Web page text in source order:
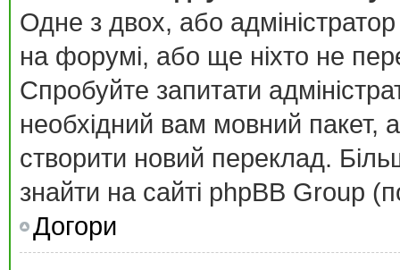
Одне з двох, або
на форумі, або ще ніхто не
Спробуйте запитати
необхідний вам мовний пакет,
створити новий переклад.
знайти на сайті phpBB Group
Догори